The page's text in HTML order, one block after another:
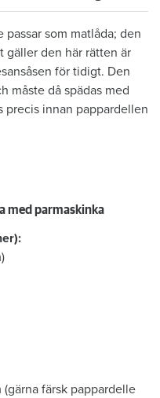
som matlåda; den
gäller den här rätten är
för tidigt. Den
måste då spädas med
precis innan pappardellen
med parmaskinka
färsk pappardelle